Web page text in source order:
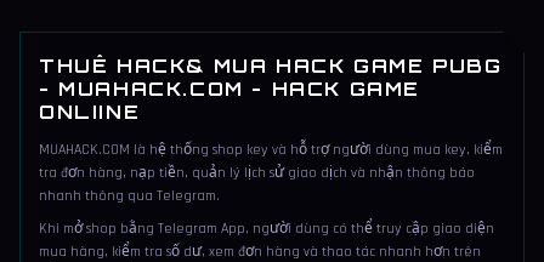
THUÊ HACK& MUA HACK GAME PUBG
- MUAHACK.COM - HACK GAME
ONLIINE
MUAHACK.COM là hệ thống shop key và hỗ trợ người dùng mua key, kiểm
tra đơn hàng, nạp tiền, quản lý lịch sử giao dịch và nhận thông báo
nhanh thông qua Telegram.
Khi mở shop bằng Telegram App, người dùng có thể truy cập giao diện
mua hàng, kiểm tra số dư, xem đơn hàng và thao tác nhanh hơn trên